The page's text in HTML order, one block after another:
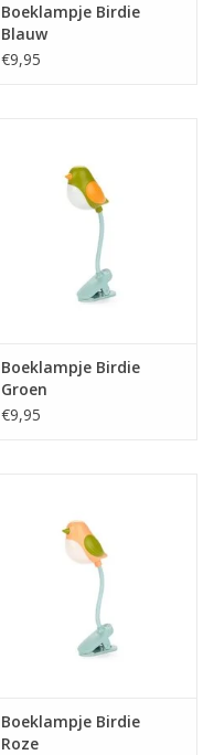
Boeklampje Birdie
Blauw
€9,95
Boeklampje Birdie
Groen
€9,95
Boeklampje Birdie
Roze